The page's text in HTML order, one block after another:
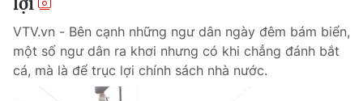
VTV.vn - Bên cạnh những ngư dân ngày đêm bám biển,
một số ngư dân ra khơi nhưng có khi chẳng đánh bắt
cá, mà là để trục lợi chính sách nhà nước.